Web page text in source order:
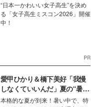
“日本一かわいい女子高生”を決め
る「女子高生ミスコン2026」開催
中！
PR
愛甲ひかり＆橋下美好「我慢
しなくていいんだ」夏の“暑さ
対策”の新しい選択肢とは？
本格的な夏が到来！暑い中で、特